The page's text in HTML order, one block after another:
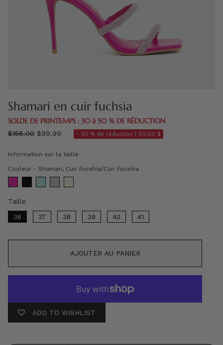
Shamari en cuir fuchsia
SOLDE DE PRINTEMPS : 30 à 50 % DE RÉDUCTION
régulier
$158.00 $99.99 - 50 % de réduction | 50,00 $
Information sur la taille
Couleur - Shamari, Cuir Fucshia/Cuir Fucshia
Taille
36 37 38 39 40 41
AJOUTER AU PANIER
ADD TO WISHLIST